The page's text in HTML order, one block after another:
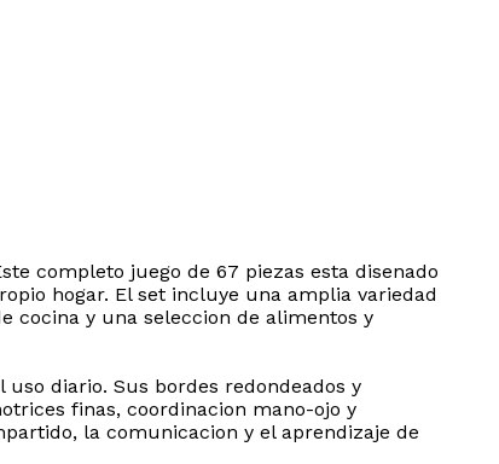
completo juego de 67 piezas esta disenado
hogar. El set incluye una amplia variedad
cocina y una seleccion de alimentos y
diario. Sus bordes redondeados y
finas, coordinacion mano-ojo y
la comunicacion y el aprendizaje de